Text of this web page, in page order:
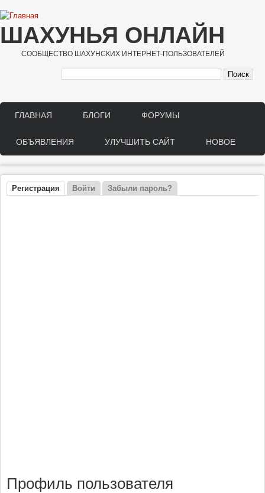
Перейти к основному содержанию
ШАХУНЬЯ ОНЛАЙН
СООБЩЕСТВО ШАХУНСКИХ ИНТЕРНЕТ-ПОЛЬЗОВАТЕЛЕЙ
Main menu
ГЛАВНАЯ БЛОГИ ФОРУМЫ
ОБЪЯВЛЕНИЯ УЛУЧШИТЬ САЙТ НОВОЕ
Главные вкладки
Регистрация (активная вкладка)
Войти Забыли пароль?
Профиль пользователя